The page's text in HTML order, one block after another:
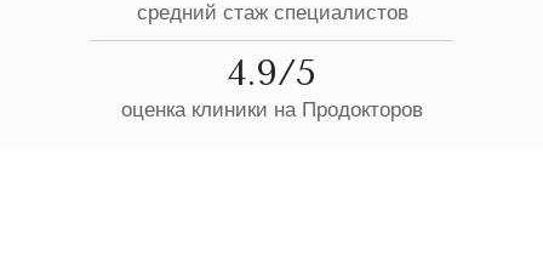
средний стаж специалистов
4.9/5
оценка клиники на Продокторов